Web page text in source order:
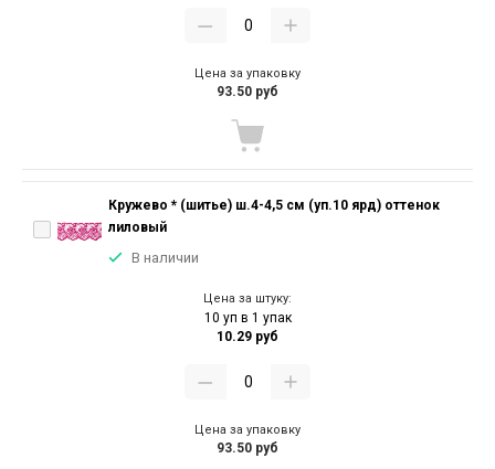
Цена за упаковку
93.50 руб
Кружево * (шитье) ш.4-4,5 см (уп.10 ярд) оттенок
лиловый
В наличии
Цена за штуку:
10 уп в 1 упак
10.29 руб
Цена за упаковку
93.50 руб